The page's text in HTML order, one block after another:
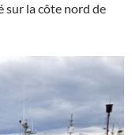
la côte nord de